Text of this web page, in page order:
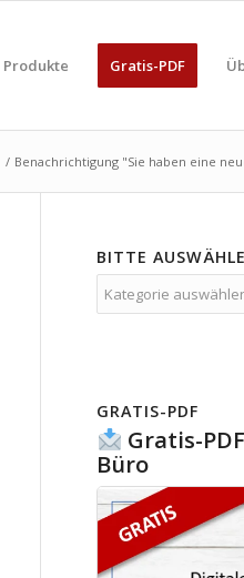
Produkte Gratis-PDF
/ Benachrichtigung "Sie haben eine
BITTE
auswählen
GRATIS-PDF
Gratis-
Büro